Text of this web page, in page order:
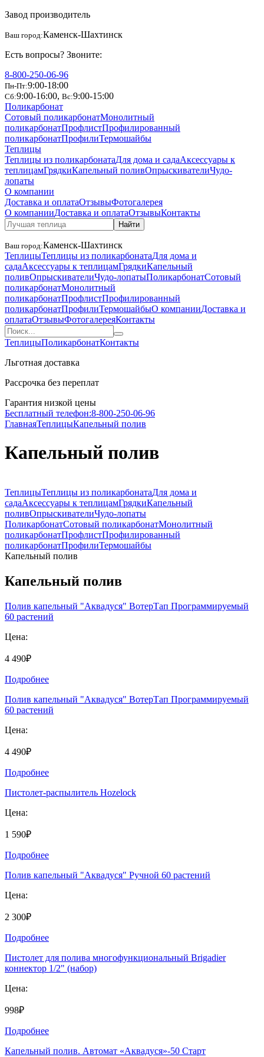
Завод производитель
Ваш город:Каменск-Шахтинск
Есть вопросы? Звоните:
8-800-250-06-96
Пн-Пт:9:00-18:00
Сб:9:00-16:00, Вс:9:00-15:00
Поликарбонат
Сотовый поликарбонатМонолитный
поликарбонатПрофлистПрофилированный
поликарбонатПрофилиТермошайбы
Теплицы
Теплицы из поликарбонатаДля дома и садаАксессуары к
теплицамГрядкиКапельный поливОпрыскивателиЧудо-
лопаты
О компании
Доставка и оплатаОтзывыФотогалерея
О компанииДоставка и оплатаОтзывыКонтакты
Найти
Ваш город:Каменск-Шахтинск
ТеплицыТеплицы из поликарбонатаДля дома и
садаАксессуары к теплицамГрядкиКапельный
поливОпрыскивателиЧудо-лопатыПоликарбонатСотовый
поликарбонатМонолитный
поликарбонатПрофлистПрофилированный
поликарбонатПрофилиТермошайбыО компанииДоставка и
оплатаОтзывыФотогалереяКонтакты
ТеплицыПоликарбонатКонтакты
Льготная доставка
Рассрочка без переплат
Гарантия низкой цены
Бесплатный телефон:8-800-250-06-96
ГлавнаяТеплицыКапельный полив
Капельный полив
ТеплицыТеплицы из поликарбонатаДля дома и
садаАксессуары к теплицамГрядкиКапельный
поливОпрыскивателиЧудо-лопаты
ПоликарбонатСотовый поликарбонатМонолитный
поликарбонатПрофлистПрофилированный
поликарбонатПрофилиТермошайбы
Капельный полив
Капельный полив
Полив капельный "Аквадуся" ВотерТап Программируемый
60 растений
Цена:
4 490₽
Подробнее
Полив капельный "Аквадуся" ВотерТап Программируемый
60 растений
Цена:
4 490₽
Подробнее
Пистолет-распылитель Hozelock
Цена:
1 590₽
Подробнее
Полив капельный "Аквадуся" Ручной 60 растений
Цена:
2 300₽
Подробнее
Пистолет для полива многофункциональный Brigadier
коннектор 1/2" (набор)
Цена:
998₽
Подробнее
Капельный полив. Автомат «Аквадуся»-50 Старт